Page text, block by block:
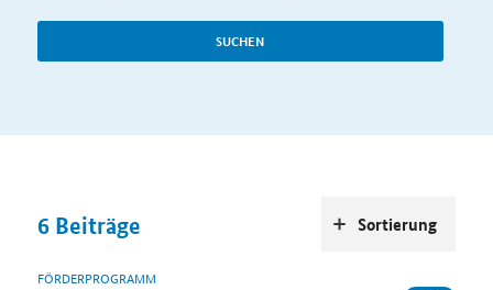
SUCHEN
6 Beiträge
FÖRDERPROGRAMM
Sortierung